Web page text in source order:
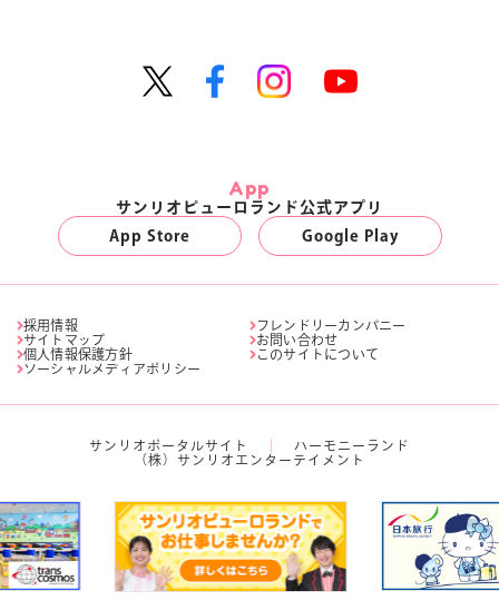
App
サンリオピューロランド公式アプリ
App Store
Google Play
採用情報
フレンドリーカンパニー
サイトマップ
お問い合わせ
個人情報保護方針
このサイトについて
ソーシャルメディアポリシー
サンリオポータルサイト
ハーモニーランド
（株）サンリオエンターテイメント